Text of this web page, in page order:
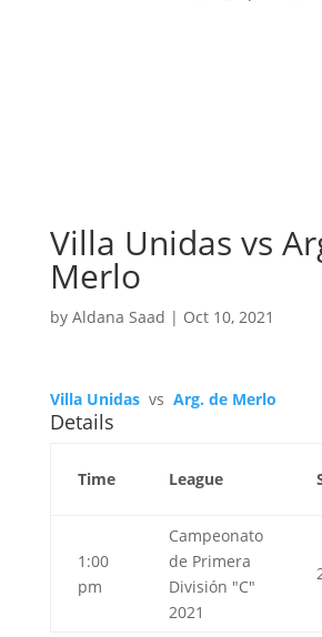
Villa Unidas vs
Merlo
by Aldana Saad | Oct 10, 2021
Villa Unidas vs Arg. de Merlo
Details
Time League
1:00
pm
Campeonato
de Primera
División "C"
2021